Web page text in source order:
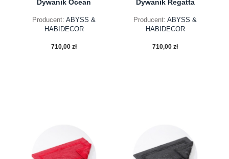
Dywanik Ocean
Producent: ABYSS &
HABIDECOR
710,00 zł
Dywanik Regatta
Producent: ABYSS &
HABIDECOR
710,00 zł